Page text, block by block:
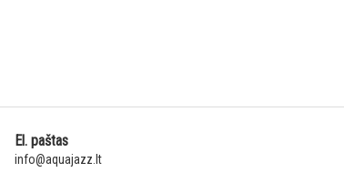
El. paštas
info@aquajazz.lt